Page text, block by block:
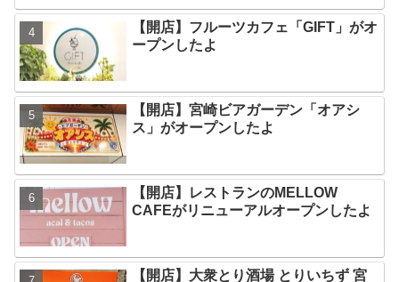
【開店】フルーツカフェ「GIFT」がオ
ープンしたよ
【開店】宮崎ビアガーデン「オアシ
ス」がオープンしたよ
【開店】レストランのMELLOW
CAFEがリニューアルオープンしたよ
【開店】大衆とり酒場 とりいちず 宮